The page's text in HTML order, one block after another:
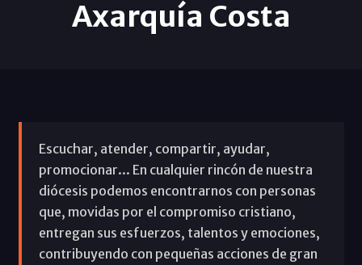
Axarquía Costa
Escuchar, atender, compartir, ayudar,
promocionar... En cualquier rincón de nuestra
diócesis podemos encontrarnos con personas
que, movidas por el compromiso cristiano,
entregan sus esfuerzos, talentos y emociones,
contribuyendo con pequeñas acciones de gran